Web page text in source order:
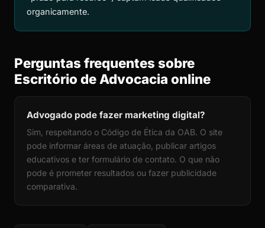
organicamente.
Perguntas frequentes sobre
Escritório de Advocacia online
Advogado pode fazer marketing digital?
Sim, respeitando o Código de Ética da OAB. O site
pode informar áreas de atuação, publicar artigos
educativos e ter formulário de contato. O que não
pode é prometer resultados ou fazer publicidade
comparativa.